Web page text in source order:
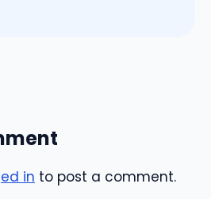
in to post a comment.